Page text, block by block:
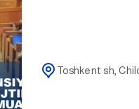
Toshkent sh,